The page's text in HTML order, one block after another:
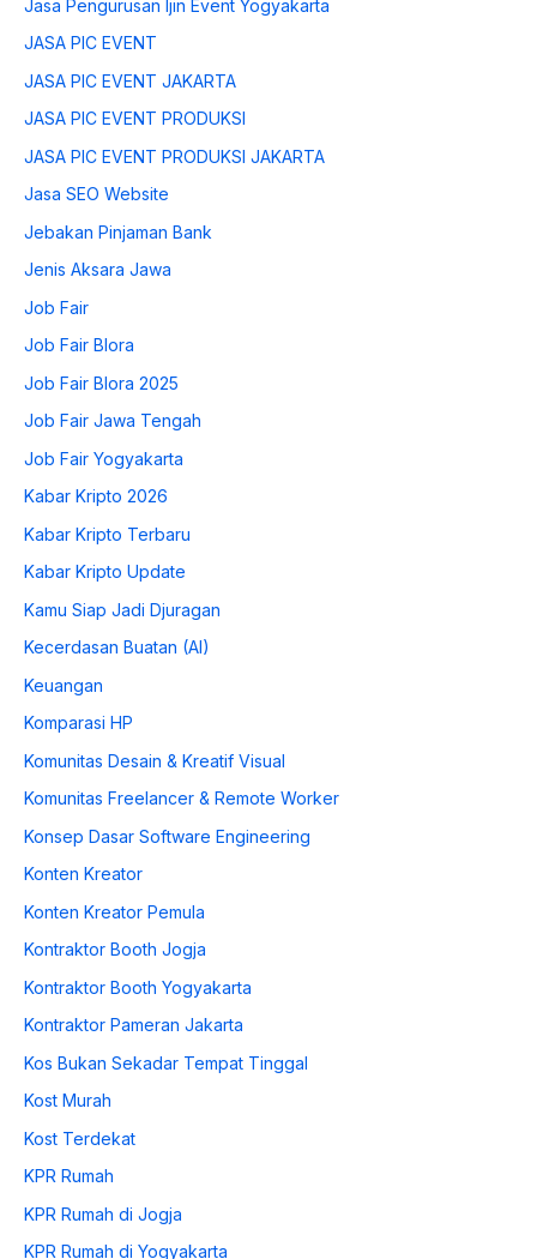
Jasa Pengurusan Ijin Event Yogyakarta
JASA PIC EVENT
JASA PIC EVENT JAKARTA
JASA PIC EVENT PRODUKSI
JASA PIC EVENT PRODUKSI JAKARTA
Jasa SEO Website
Jebakan Pinjaman Bank
Jenis Aksara Jawa
Job Fair
Job Fair Blora
Job Fair Blora 2025
Job Fair Jawa Tengah
Job Fair Yogyakarta
Kabar Kripto 2026
Kabar Kripto Terbaru
Kabar Kripto Update
Kamu Siap Jadi Djuragan
Kecerdasan Buatan (AI)
Keuangan
Komparasi HP
Komunitas Desain & Kreatif Visual
Komunitas Freelancer & Remote Worker
Konsep Dasar Software Engineering
Konten Kreator
Konten Kreator Pemula
Kontraktor Booth Jogja
Kontraktor Booth Yogyakarta
Kontraktor Pameran Jakarta
Kos Bukan Sekadar Tempat Tinggal
Kost Murah
Kost Terdekat
KPR Rumah
KPR Rumah di Jogja
KPR Rumah di Yogyakarta